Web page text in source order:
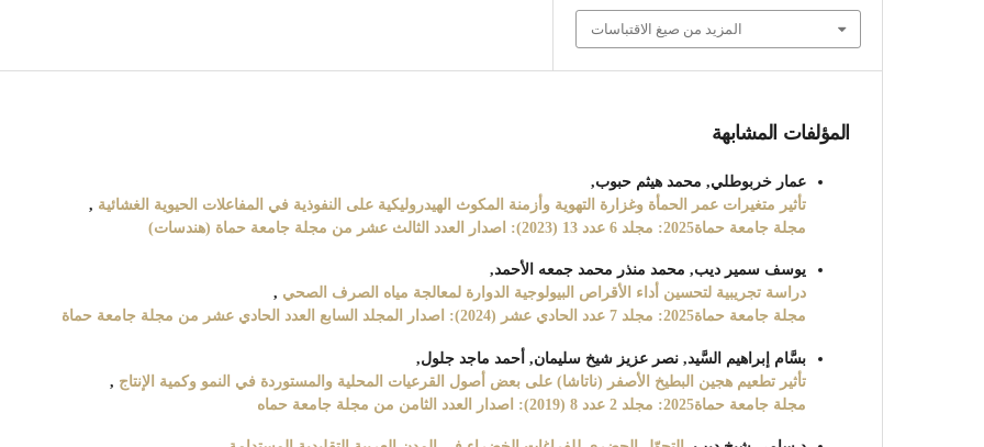
المزيد من صيغ الاقتباسات
المؤلفات المشابهة
عمار خربوطلي, محمد هيثم حبوب,
تأثير متغيرات عمر الحمأة وغزارة التهوية وأزمنة المكوث الهيدروليكية على النفوذية في المفاعلات الحيوية الغشائية ,
مجلة جامعة حماة2025: مجلد 6 عدد 13 (2023): اصدار العدد الثالث عشر من مجلة جامعة حماة (هندسات)
يوسف سمير ديب, محمد منذر محمد جمعه الأحمد,
دراسة تجريبية لتحسين أداء الأقراص البيولوجية الدوارة لمعالجة مياه الصرف الصحي ,
مجلة جامعة حماة2025: مجلد 7 عدد الحادي عشر (2024): اصدار المجلد السابع العدد الحادي عشر من مجلة جامعة حماة
بسَّام إبراهيم السَّيد, نصر عزيز شيخ سليمان, أحمد ماجد جلول,
تأثير تطعيم هجين البطيخ الأصفر (ناتاشا) على بعض أصول القرعيات المحلية والمستوردة في النمو وكمية الإنتاج ,
مجلة جامعة حماة2025: مجلد 2 عدد 8 (2019): اصدار العدد الثامن من مجلة جامعة حماه